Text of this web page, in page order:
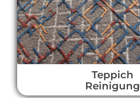
Teppich
Reinigung